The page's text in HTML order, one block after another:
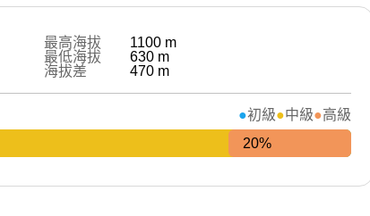
最高海拔 1100 m
最低海拔
630 m
海拔差
470 m
初級 中級
高級
20%